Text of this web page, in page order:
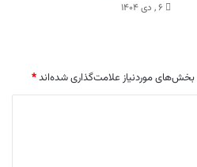
۶ , دی ۱۴۰۴
بخش‌های موردنیاز علامت‌گذاری شده‌اند*